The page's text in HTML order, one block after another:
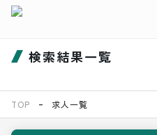
検索結果一覧
TOP 求人一覧